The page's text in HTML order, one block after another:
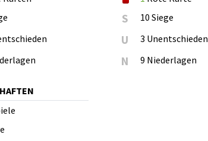
S 10 Siege
U 3 Unentschieden
N 9 Niederlagen